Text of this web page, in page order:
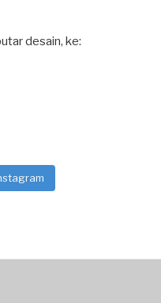
desain, ke: